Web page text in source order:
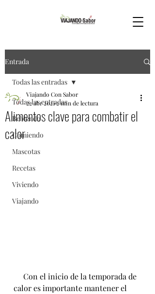
Entrada
Todas las entradas
Bebiendo
Comiendo
Mascotas
Recetas
Viviendo
Viajando
Todas las entradas
Alimentos clave para combatir el
calor
Viajando Con Sabor
22 abr 20212 min de lectura
Con el inicio de la temporada de
calor es importante mantener el